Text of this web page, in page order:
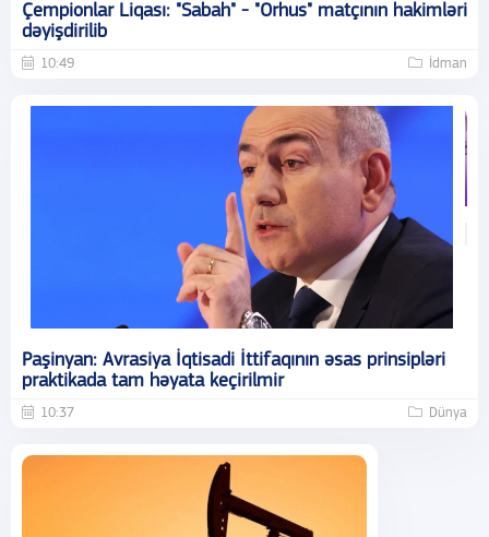
Çempionlar Liqası: "Sabah" - "Orhus" matçının hakimləri
dəyişdirilib
10:49 İdman
Paşinyan: Avrasiya İqtisadi İttifaqının əsas prinsipləri
praktikada tam həyata keçirilmir
10:37 Dünya